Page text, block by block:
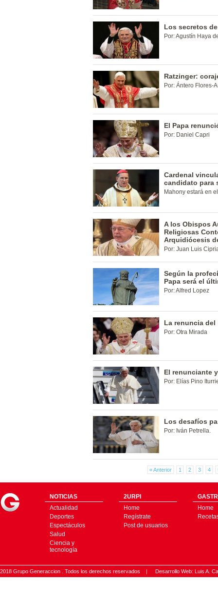
Los secretos
Por: Agustín Haya
Ratzinger:
Por: Ántero Flores-
El Papa
Por: Daniel Capri
Cardenal
candidato para
Mahony estará en
A los Obispos
Religiosas
Arquidiócesis
Por: Juan Luis
Según la
Papa será el
Por: Alfred Lopez
La renuncia del
Por: Otra Mirada
El renunciante
Por: Elías Pino
Los desafíos
Por: Iván Petrella.
« Anterior 1 2 3 4
NOTICIAS
Actualidad
Deportes
Espectáculos
Salud
Ciencia y
tecnología
2URPI
Home
Regístrate
Post de usuarios
Home
2018 Grupo Generaccion . Todos los derechos reservados | Desarrollo Web: Luis